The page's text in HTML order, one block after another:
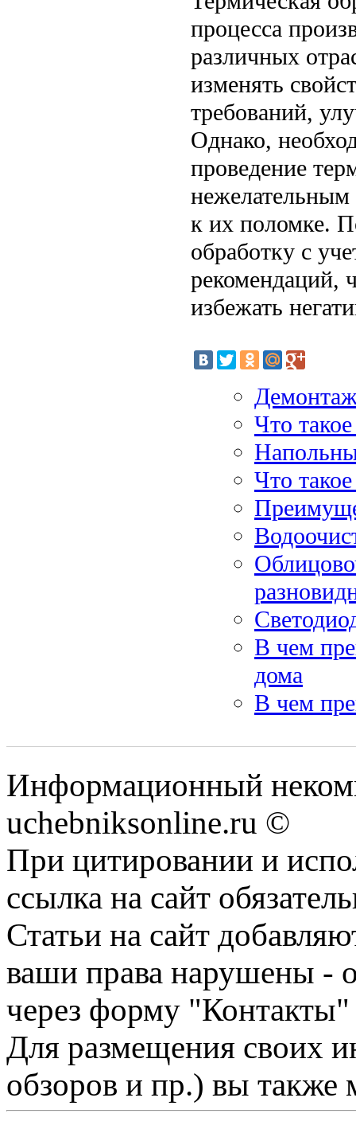
процесса
различных
изменять
требований,
Однако,
проведение
нежелательным
к их поломке.
обработку с
рекомендаций,
избежать
Что
Что
В чем
дома
В чем
Информационный
uchebniksonline.ru ©
При цитировании и
ссылка на сайт
Статьи на сайт
ваши права нарушены -
через форму "Контакты"
Для размещения своих
обзоров и пр.) вы также